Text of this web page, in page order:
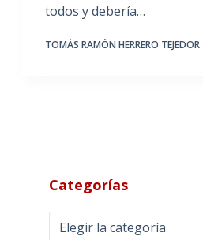
todos y debería…
TOMÁS RAMÓN HERRERO TEJEDOR
Categorías
Categorías